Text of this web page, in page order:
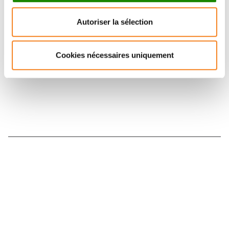
Autoriser la sélection
Cookies nécessaires uniquement
Retrouvez notre actualité sur les réseaux
sociaux et en vous inscrivant à notre newsletter.
Inscrivez-vous à la newsletter